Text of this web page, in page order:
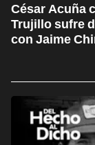
César Acuña
Trujillo sufre
con Jaime